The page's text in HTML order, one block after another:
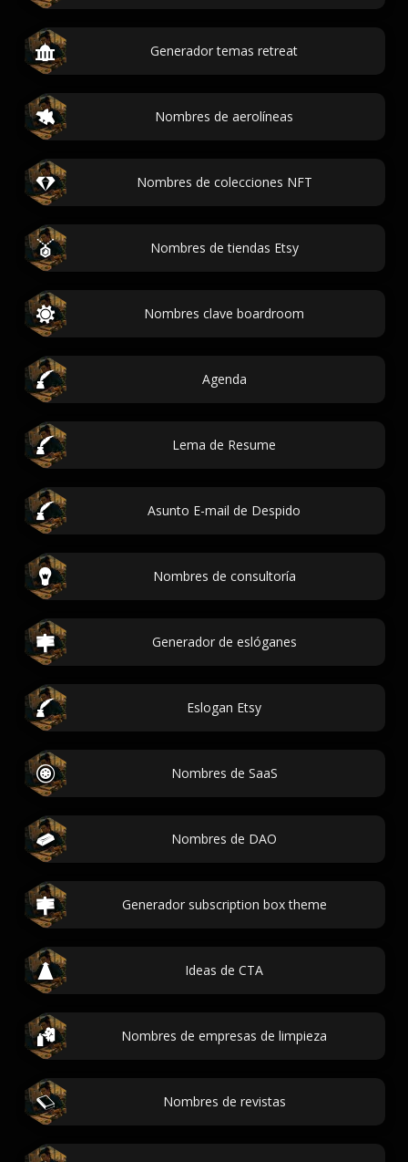
Generador temas retreat
Nombres de aerolíneas
Nombres de colecciones NFT
Nombres de tiendas Etsy
Nombres clave boardroom
Agenda
Lema de Resume
Asunto E-mail de Despido
Nombres de consultoría
Generador de eslóganes
Eslogan Etsy
Nombres de SaaS
Nombres de DAO
Generador subscription box theme
Ideas de CTA
Nombres de empresas de limpieza
Nombres de revistas